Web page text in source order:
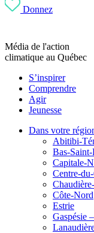
Donnez
Média de l'action
climatique au Québec
S’inspirer
Comprendre
Agir
Jeunesse
Dans votre
Abitibi-
Bas-
Capitale-
Centre-
Côte-Nord
Estrie
Gaspésie